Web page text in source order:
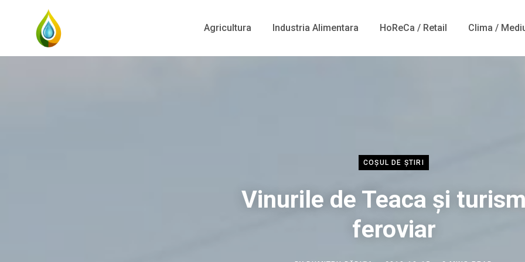
Agricultura Industria Alimentara HoReCa / Retail Clima /
COȘUL DE ȘTIRI
Vinurile de Teaca și
feroviar